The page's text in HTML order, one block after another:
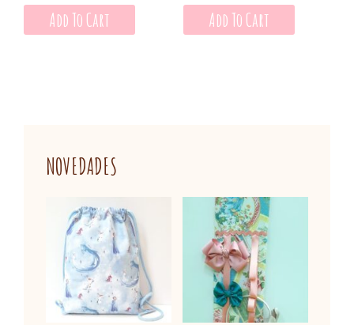
Add To Cart Add To Cart
NOVEDADES